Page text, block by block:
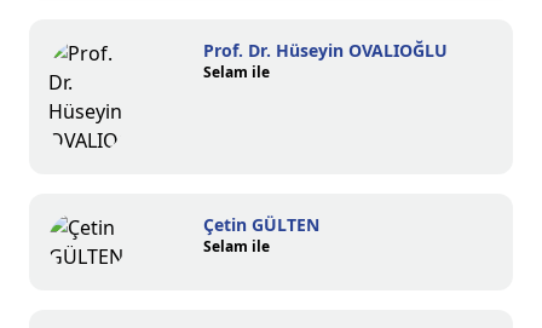
Prof. Dr. Hüseyin OVALIOĞLU
Selam ile
Çetin GÜLTEN
Selam ile